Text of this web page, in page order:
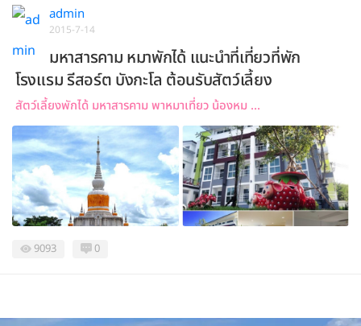
admin
2015-7-14
มหาสารคาม หมาพักได้ แนะนำที่เที่ยวที่พัก
โรงแรม รีสอร์ต บังกะโล ต้อนรับสัตว์เลี้ยง
สัตว์เลี้ยงพักได้ มหาสารคาม พาหมาเที่ยว น้องหม ...
9093 0